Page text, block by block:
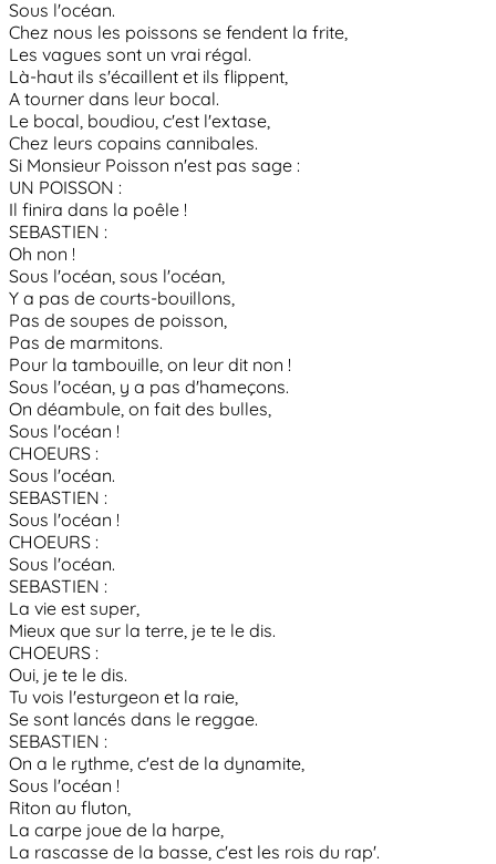
Sous l'océan.
Chez nous les poissons se fendent la frite,
Les vagues sont un vrai régal.
Là-haut ils s'écaillent et ils flippent,
A tourner dans leur bocal.
Le bocal, boudiou, c'est l'extase,
Chez leurs copains cannibales.
Si Monsieur Poisson n'est pas sage :
UN POISSON :
Il finira dans la poêle !
SEBASTIEN :
Oh non !
Sous l'océan, sous l'océan,
Y a pas de courts-bouillons,
Pas de soupes de poisson,
Pas de marmitons.
Pour la tambouille, on leur dit non !
Sous l'océan, y a pas d'hameçons.
On déambule, on fait des bulles,
Sous l'océan !
CHOEURS :
Sous l'océan.
SEBASTIEN :
Sous l'océan !
CHOEURS :
Sous l'océan.
SEBASTIEN :
La vie est super,
Mieux que sur la terre, je te le dis.
CHOEURS :
Oui, je te le dis.
Tu vois l'esturgeon et la raie,
Se sont lancés dans le reggae.
SEBASTIEN :
On a le rythme, c'est de la dynamite,
Sous l'océan !
Riton au fluton,
La carpe joue de la harpe,
La rascasse de la basse, c'est les rois du rap'.